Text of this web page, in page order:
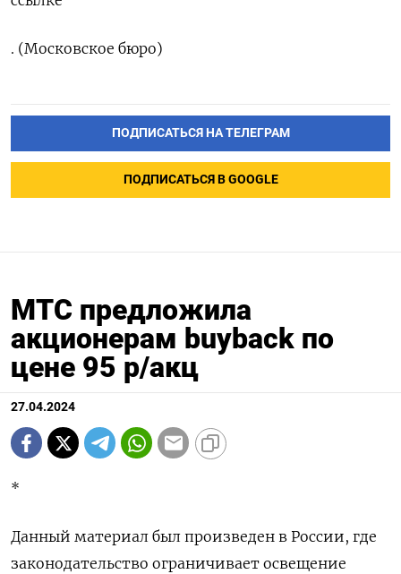
. (Московское бюро)
ПОДПИСАТЬСЯ НА ТЕЛЕГРАМ
ПОДПИСАТЬСЯ В GOOGLE
МТС предложила
акционерам buyback по
цене 95 р/акц
27.04.2024
*
Данный материал был произведен в России, где
законодательство ограничивает освещение